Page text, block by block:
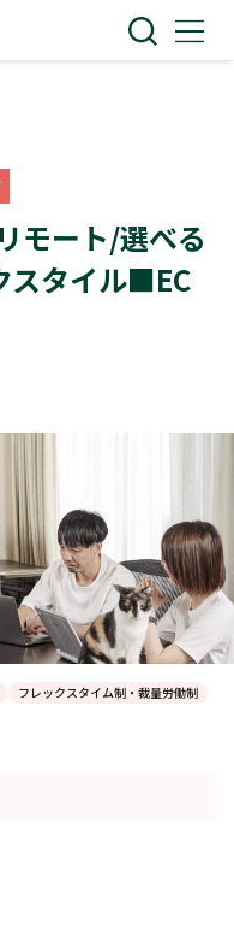
モート/選べる
スタイル■EC
フレックスタイム制・裁量労働制